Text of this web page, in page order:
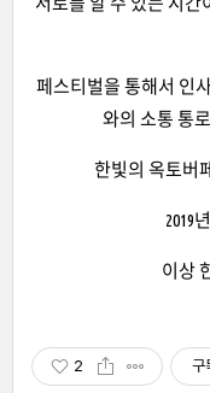
페스티벌을 통해서 인
와의 소통 통
한빛의 옥토버
2019
이상
2 구